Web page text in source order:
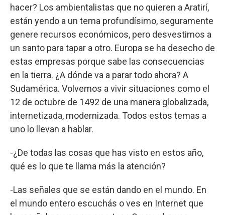
hacer? Los ambientalistas que no quieren a Aratirí,
están yendo a un tema profundísimo, seguramente
genere recursos económicos, pero desvestimos a
un santo para tapar a otro. Europa se ha desecho de
estas empresas porque sabe las consecuencias
en la tierra. ¿A dónde va a parar todo ahora? A
Sudamérica. Volvemos a vivir situaciones como el
12 de octubre de 1492 de una manera globalizada,
internetizada, modernizada. Todos estos temas a
uno lo llevan a hablar.
-¿De todas las cosas que has visto en estos año,
qué es lo que te llama más la atención?
-Las señales que se están dando en el mundo. En
el mundo entero escuchás o ves en Internet que